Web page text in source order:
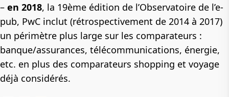
– en 2018, la 19ème édition de l’Observatoire de l’e-
pub, PwC inclut (rétrospectivement de 2014 à 2017)
un périmètre plus large sur les comparateurs :
banque/assurances, télécommunications, énergie,
etc. en plus des comparateurs shopping et voyage
déjà considérés.